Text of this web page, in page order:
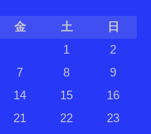
金 土
日
1
2
7 8
9
14 15
16
21 22
23